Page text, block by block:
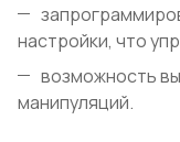
настройки, что
возможность
манипуляций.